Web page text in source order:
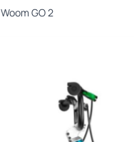
Woom GO 2